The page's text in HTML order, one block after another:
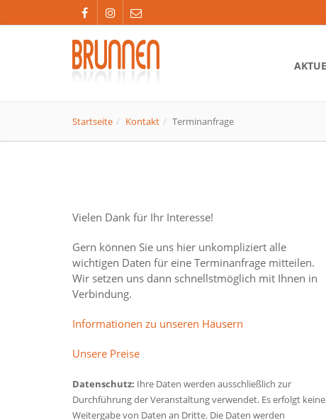
Startseite Kontakt Terminanfrage
Vielen Dank für Ihr Interesse!
Gern können Sie uns hier unkompliziert alle
wichtigen Daten für eine Terminanfrage mitteilen.
Wir setzen uns dann schnellstmöglich mit Ihnen in
Verbindung.
Informationen zu unseren Häusern
Unsere Preise
Datenschutz: Ihre Daten werden ausschließlich zur
Durchführung der Veranstaltung verwendet. Es erfolgt keine
Weitergabe von Daten an Dritte. Die Daten werden